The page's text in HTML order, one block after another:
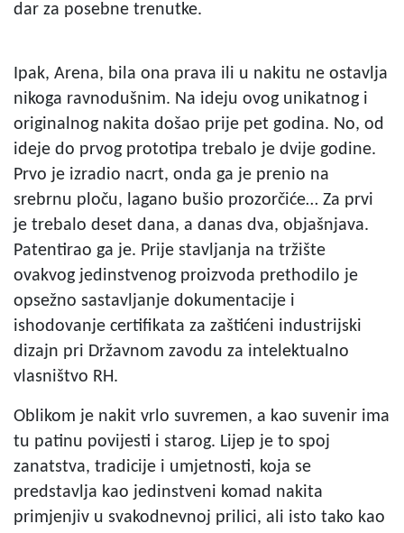
dar za posebne trenutke.
Ipak, Arena, bila ona prava ili u nakitu ne ostavlja
nikoga ravnodušnim. Na ideju ovog unikatnog i
originalnog nakita došao prije pet godina. No, od
ideje do prvog prototipa trebalo je dvije godine.
Prvo je izradio nacrt, onda ga je prenio na
srebrnu ploču, lagano bušio prozorčiće… Za prvi
je trebalo deset dana, a danas dva, objašnjava.
Patentirao ga je. Prije stavljanja na tržište
ovakvog jedinstvenog proizvoda prethodilo je
opsežno sastavljanje dokumentacije i
ishodovanje certifikata za zaštićeni industrijski
dizajn pri Državnom zavodu za intelektualno
vlasništvo RH.
Oblikom je nakit vrlo suvremen, a kao suvenir ima
tu patinu povijesti i starog. Lijep je to spoj
zanatstva, tradicije i umjetnosti, koja se
predstavlja kao jedinstveni komad nakita
primjenjiv u svakodnevnoj prilici, ali isto tako kao